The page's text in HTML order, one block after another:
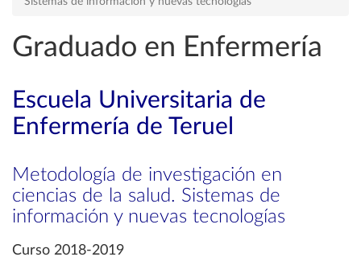
Graduado en Enfermería
Escuela Universitaria de
Enfermería de Teruel
Metodología de investigación en
ciencias de la salud. Sistemas de
información y nuevas tecnologías
Curso 2018-2019